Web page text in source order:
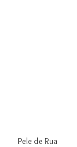
Pele de Rua